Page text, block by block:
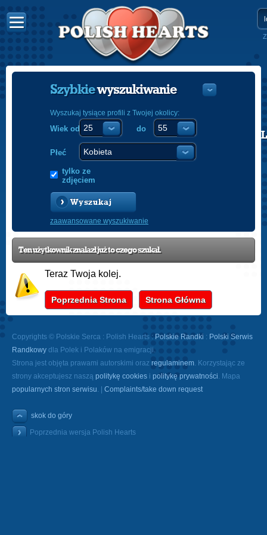
POLISH
Szybkiewyszukiwanie
Wyszukaj tysiące profili z Twojej okolicy:
Wiek od do
Płeć
tylko ze
zdjęciem
Wyszukaj
zaawansowane wyszukiwanie
Ten użytkownik znalazł już to czego szukał.
Teraz Twoja kolej.
Poprzednia Strona Strona Główna
Copyrights © Polskie Serca : Polish Hearts : Polskie Randki : Polski Serwis
Randkowy dla Polek i Polaków na emigracji.
Strona jest objęta prawami autorskimi oraz regulaminem. Korzystając ze
strony akceptujesz naszą politykę cookies i politykę prywatności. Mapa
popularnych stron serwisu. | Complaints/take down request
skok do góry
Poprzednia wersja Polish Hearts